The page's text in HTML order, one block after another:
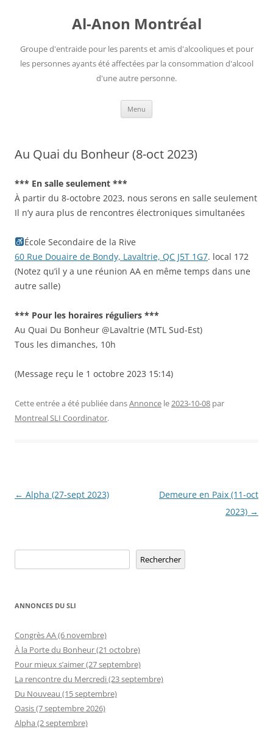
Al-Anon Montréal
Groupe d'entraide pour les parents et amis d'alcooliques et pour
les personnes ayants été affectées par la consommation d'alcool
d'une autre personne.
Menu
Au Quai du Bonheur (8-oct 2023)
*** En salle seulement ***
À partir du 8-octobre 2023, nous serons en salle seulement
Il n’y aura plus de rencontres électroniques simultanées
École Secondaire de la Rive
60 Rue Douaire de Bondy, Lavaltrie, QC J5T 1G7. local 172
(Notez qu’il y a une réunion AA en même temps dans une
autre salle)
*** Pour les horaires réguliers ***
Au Quai Du Bonheur @Lavaltrie (MTL Sud-Est)
Tous les dimanches, 10h
(Message reçu le 1 octobre 2023 15:14)
Cette entrée a été publiée dansAnnonce le2023-10-08 par
Montreal SLI Coordinator.
Navigation
← Alpha (27-sept 2023)
Demeure en Paix (11-oct
2023) →
Rechercher
ANNONCES DU SLI
Congrès AA (6 novembre)
À la Porte du Bonheur (21 octobre)
Pour mieux s’aimer (27 septembre)
La rencontre du Mercredi (23 septembre)
Du Nouveau (15 septembre)
Oasis (7 septembre 2026)
Alpha (2 septembre)